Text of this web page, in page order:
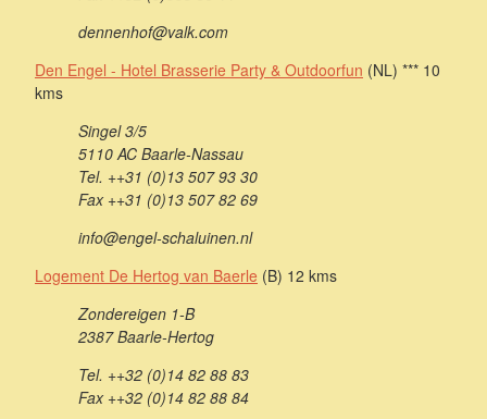
dennenhof@valk.com
Den Engel - Hotel Brasserie Party & Outdoorfun (NL) *** 10
kms
Singel 3/5
5110 AC Baarle-Nassau
Tel. ++31 (0)13 507 93 30
Fax ++31 (0)13 507 82 69
info@engel-schaluinen.nl
Logement De Hertog van Baerle (B) 12 kms
Zondereigen 1-B
2387 Baarle-Hertog
Tel. ++32 (0)14 82 88 83
Fax ++32 (0)14 82 88 84